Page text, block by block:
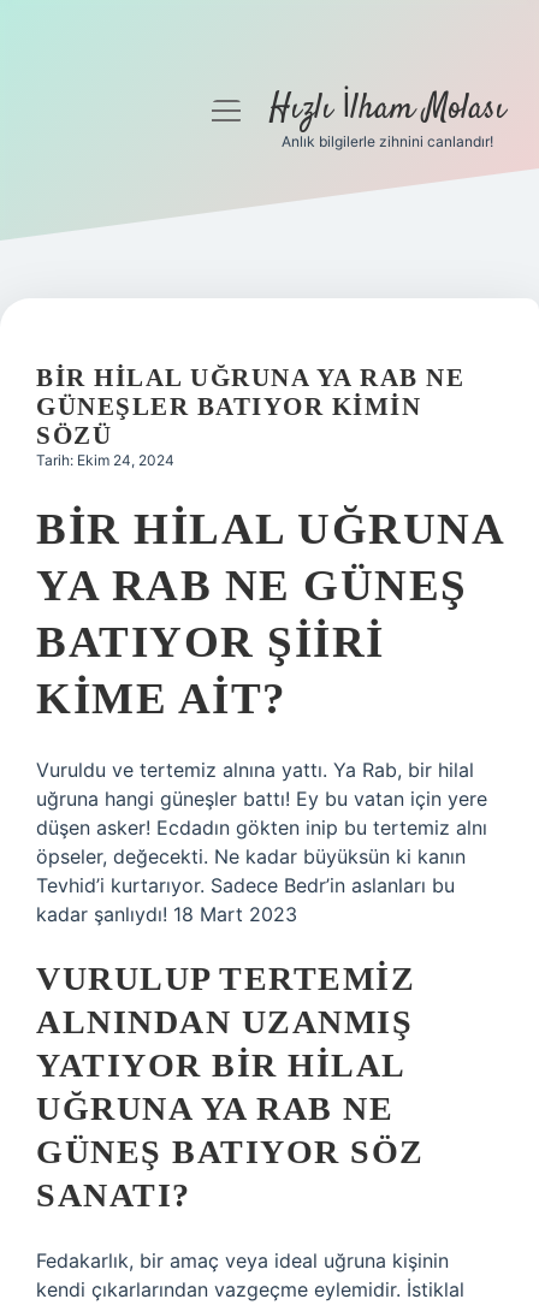
Gizlilik Politikası
Yasal Uyarı
menüyüHızlı İlham Molası
Anlık bilgilerle zihnini canlandır!
BIR HILAL UĞRUNA YA RAB NE
GÜNEŞLER BATIYOR KIMIN
SÖZÜ
Tarih: Ekim 24, 2024
BIR HILAL UĞRUNA
YA RAB NE GÜNEŞ
BATIYOR ŞIIRI
KIME AIT?
Vuruldu ve tertemiz alnına yattı. Ya Rab, bir hilal
uğruna hangi güneşler battı! Ey bu vatan için yere
düşen asker! Ecdadın gökten inip bu tertemiz alnı
öpseler, değecekti. Ne kadar büyüksün ki kanın
Tevhid’i kurtarıyor. Sadece Bedr’in aslanları bu
kadar şanlıydı! 18 Mart 2023
VURULUP TERTEMIZ
ALNINDAN UZANMIŞ
YATIYOR BIR HILAL
UĞRUNA YA RAB NE
GÜNEŞ BATIYOR SÖZ
SANATI?
Fedakarlık, bir amaç veya ideal uğruna kişinin
kendi çıkarlarından vazgeçme eylemidir. İstiklal